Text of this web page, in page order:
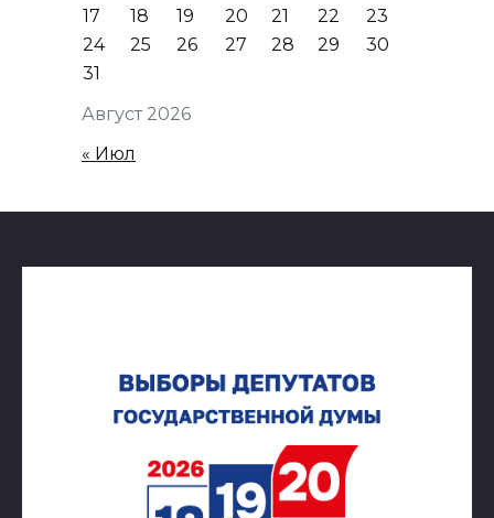
Август 2026
17
18 19 20 21 22
23
24
25 26 27 28 29
30
31
« Июл